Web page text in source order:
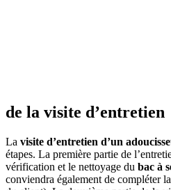
de la visite d’entretien
La visite d’entretien d’un
étapes. La première partie de
vérification et le nettoyage du bac à
conviendra également de compléter